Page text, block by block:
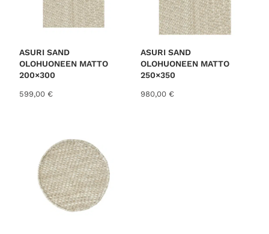
n
e
n
i
n
t
o
7
,
0
0
i
n
t
n
€
.
ASURI SAND
OLOHUONEEN MATTO
200×300
599,00 €
ASURI SAND
OLOHUONEEN MATTO
250×350
980,00 €